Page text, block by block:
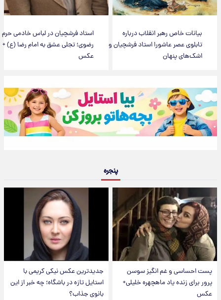
بیانات خاص رهبر انقلاب درباره
تابلوی عصر عاشورا استاد فرشچیان و
اشک‌های پنهان
استاد فرشچیان در لباس خادمی حرم
رضوی؛ تجلی عشق به امام رضا (ع) +
عکس
پنجره
پست احساسی و غم انگیز سوسن
پرور برای زنده یاد ماهچهره خلیلی+
عکس
جدیدترین عکس نیکی کریمی با
استایل تازه در باشگاه؛ چه خبر از این
بانوی جذاب؟